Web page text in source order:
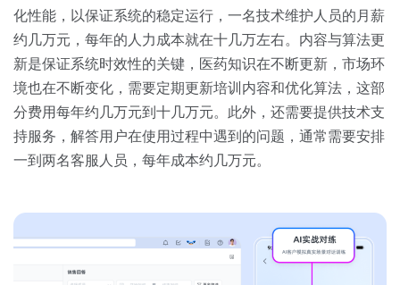
化性能，以保证系统的稳定运行，一名技术维护人员的月薪
约几万元，每年的人力成本就在十几万左右。内容与算法更
新是保证系统时效性的关键，医药知识在不断更新，市场环
境也在不断变化，需要定期更新培训内容和优化算法，这部
分费用每年约几万元到十几万元。此外，还需要提供技术支
持服务，解答用户在使用过程中遇到的问题，通常需要安排
一到两名客服人员，每年成本约几万元。